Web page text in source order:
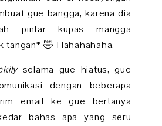
gue bangga, karena dia
pintar kupas mangga
tangan* 🤣 Hahahahaha.
selama gue hiatus, gue
dengan beberapa
email ke gue bertanya
bahas apa yang seru